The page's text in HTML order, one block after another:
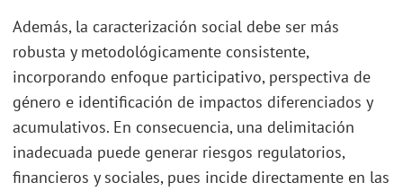
Además, la caracterización social debe ser más
robusta y metodológicamente consistente,
incorporando enfoque participativo, perspectiva de
género e identificación de impactos diferenciados y
acumulativos. En consecuencia, una delimitación
inadecuada puede generar riesgos regulatorios,
financieros y sociales, pues incide directamente en las